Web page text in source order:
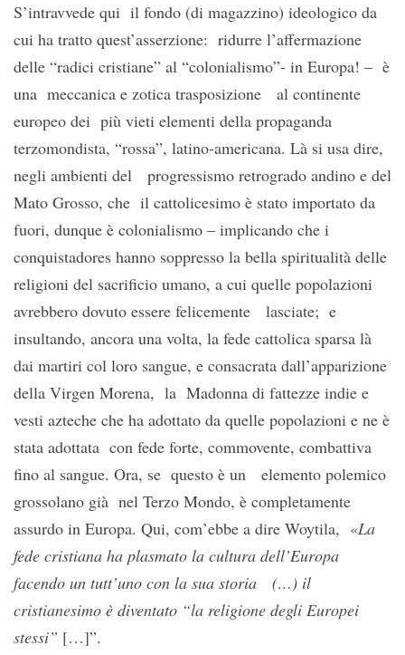
S’intravvede qui il fondo (di magazzino) ideologico da
cui ha tratto quest’asserzione: ridurre l’affermazione
delle “radici cristiane” al “colonialismo”- in Europa! – è
una meccanica e zotica trasposizione al continente
europeo dei più vieti elementi della propaganda
terzomondista, “rossa”, latino-americana. Là si usa dire,
negli ambienti del progressismo retrogrado andino e del
Mato Grosso, che il cattolicesimo è stato importato da
fuori, dunque è colonialismo – implicando che i
conquistadores hanno soppresso la bella spiritualità delle
religioni del sacrificio umano, a cui quelle popolazioni
avrebbero dovuto essere felicemente lasciate; e
insultando, ancora una volta, la fede cattolica sparsa là
dai martiri col loro sangue, e consacrata dall’apparizione
della Virgen Morena, la Madonna di fattezze indie e
vesti azteche che ha adottato da quelle popolazioni e ne è
stata adottata con fede forte, commovente, combattiva
fino al sangue. Ora, se questo è un elemento polemico
grossolano già nel Terzo Mondo, è completamente
assurdo in Europa. Qui, com’ebbe a dire Woytila, «La
fede cristiana ha plasmato la cultura dell’Europa
facendo un tutt’uno con la sua storia (…) il
cristianesimo è diventato “la religione degli Europei
stessi” […]”.